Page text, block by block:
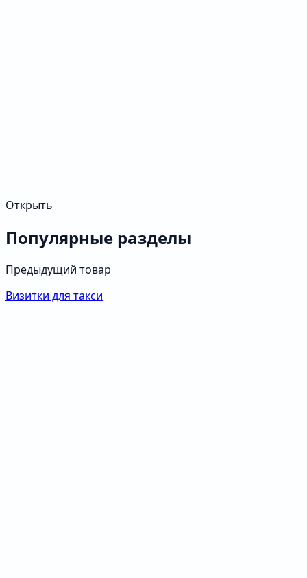
Открыть
Популярные разделы
Предыдущий товар
Визитки для такси